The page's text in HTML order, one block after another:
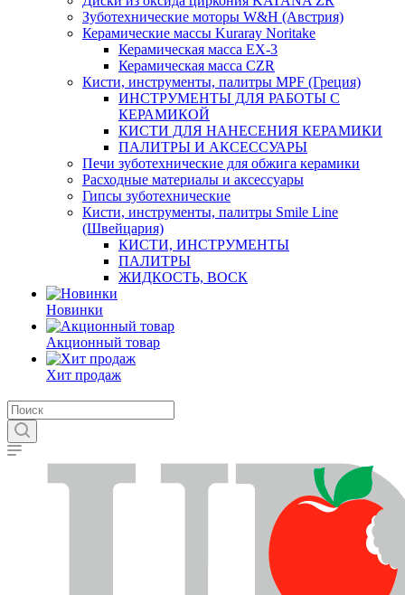
Зуботехнические моторы W&H (Австрия)
Керамические массы Kuraray Noritake
Керамическая масса EX-3
Керамическая масса CZR
Кисти, инструменты, палитры MPF (Греция)
ИНСТРУМЕНТЫ ДЛЯ РАБОТЫ С
КЕРАМИКОЙ
КИСТИ ДЛЯ НАНЕСЕНИЯ КЕРАМИКИ
ПАЛИТРЫ И АКСЕССУАРЫ
Печи зуботехнические для обжига керамики
Расходные материалы и аксессуары
Гипсы зуботехнические
Кисти, инструменты, палитры Smile Line
(Швейцария)
КИСТИ, ИНСТРУМЕНТЫ
ПАЛИТРЫ
ЖИДКОСТЬ, ВОСК
Новинки
Акционный товар
Хит продаж